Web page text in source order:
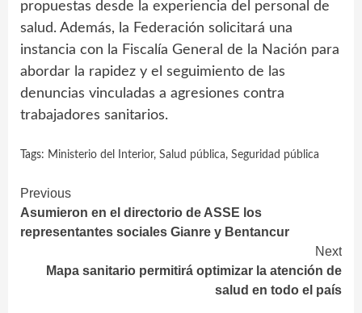
propuestas desde la experiencia del personal de
salud. Además, la Federación solicitará una
instancia con la Fiscalía General de la Nación para
abordar la rapidez y el seguimiento de las
denuncias vinculadas a agresiones contra
trabajadores sanitarios.
Tags: Ministerio del Interior, Salud pública, Seguridad pública
Continue
Reading
Previous
Asumieron en el directorio de ASSE los
representantes sociales Gianre y Bentancur
Next
Mapa sanitario permitirá optimizar la atención de
salud en todo el país